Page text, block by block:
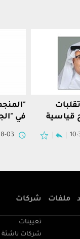
قياسية
في
| 14:55
ملفات شركات
تعيينات
شركات ناشئة